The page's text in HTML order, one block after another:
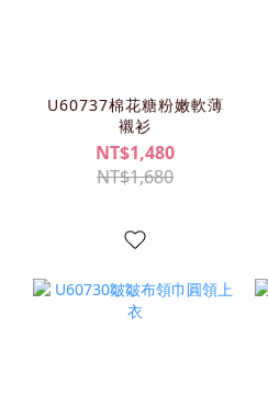
U60737棉花糖粉嫩軟薄
襯衫
NT$1,480
NT$1,680